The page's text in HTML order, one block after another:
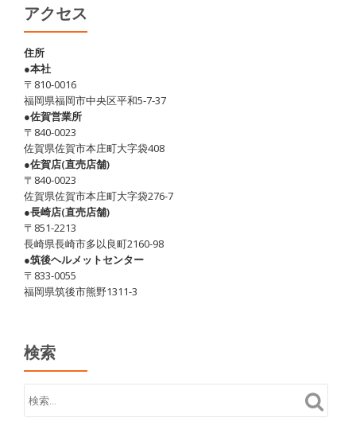
た
と
あ
ま
す
か？
シ
ョ
ン
アクセス
住所
●本社
〒810-0016
福岡県福岡市中央区平和5-7-37
●佐賀営業所
〒840-0023
佐賀県佐賀市本庄町大字袋408
●佐賀店(直売店舗)
〒840-0023
佐賀県佐賀市本庄町大字袋276-7
●長崎店(直売店舗)
〒851-2213
長崎県長崎市多以良町2160-98
●筑後ヘルメットセンター
〒833-0055
福岡県筑後市熊野1311-3
検索